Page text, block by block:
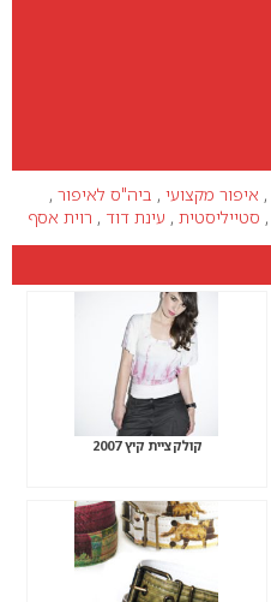
, איפור מקצועי , ביה"ס לאיפור ,
, סטייליסטית , עינת דוד , רוית אסף
קולקציית קיץ 2007